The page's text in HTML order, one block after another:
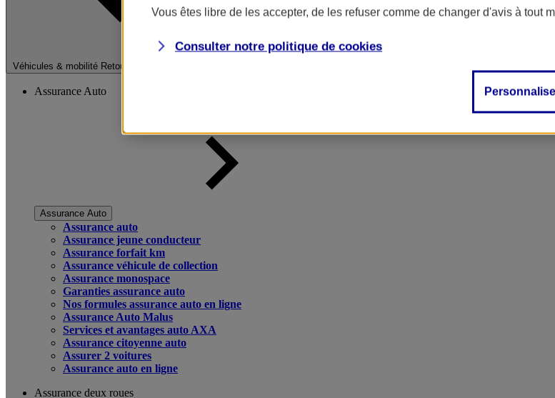
Véhicules & mobilité Retour à la section précédente
Fermer le menu principal
Assurance Auto
Assurance Auto
Assurance auto
Assurance jeune conducteur
Assurance forfait km
Assurance véhicule de collection
Assurance monospace
Garanties assurance auto
Nos formules assurance auto en ligne
Assurance Auto Malus
Services et avantages auto AXA
Assurance citoyenne auto
Assurer 2 voitures
Assurance auto en ligne
Assurance deux roues
Vous êtes libre de les accepter, de les refuser comme de changer d'avis à tout
Consulter notre politique de cookies